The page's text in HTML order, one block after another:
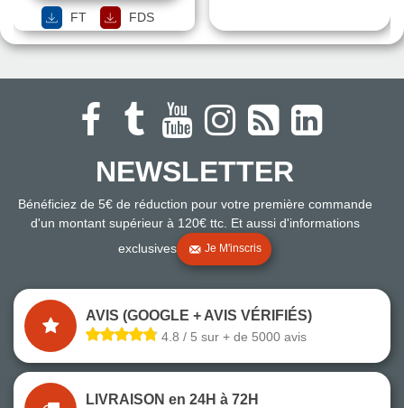
FT FDS
NEWSLETTER
Bénéficiez de 5€ de réduction pour votre première commande
d'un montant supérieur à 120€ ttc. Et aussi d'informations
exclusives
Je M'inscris
AVIS (GOOGLE + AVIS VÉRIFIÉS)
4.8 / 5 sur + de 5000 avis
LIVRAISON en 24H à 72H